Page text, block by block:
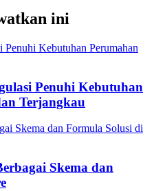
ini
Penuhi Kebutuhan
Terjangkau
Skema dan